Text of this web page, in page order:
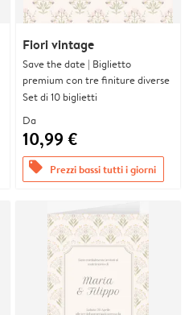
Fiori vintage
Save the date | Biglietto
premium con tre finiture diverse
Set di 10 biglietti
Da
10,99 €
offers Prezzi bassi tutti i giorni